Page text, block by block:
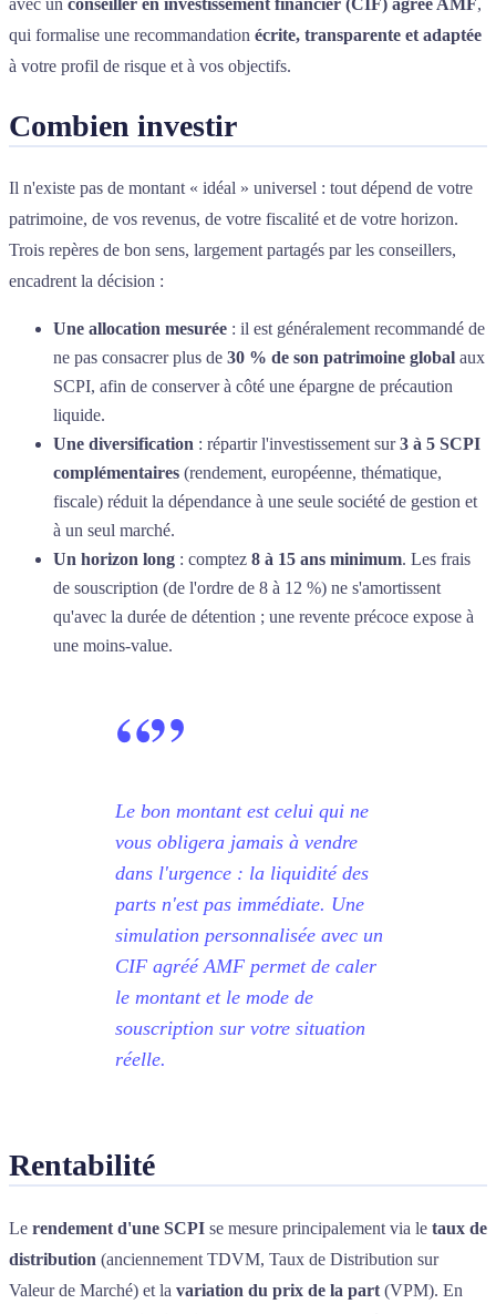
qui formalise une recommandation écrite, transparente et adaptée
à votre profil de risque et à vos objectifs.
Combien investir
Il n'existe pas de montant « idéal » universel : tout dépend de votre
patrimoine, de vos revenus, de votre fiscalité et de votre horizon.
Trois repères de bon sens, largement partagés par les conseillers,
encadrent la décision :
Une allocation mesurée : il est généralement recommandé de
ne pas consacrer plus de 30 % de son patrimoine global aux
SCPI, afin de conserver à côté une épargne de précaution
liquide.
Une diversification : répartir l'investissement sur3 à 5 SCPI
complémentaires (rendement, européenne, thématique,
fiscale) réduit la dépendance à une seule société de gestion et
à un seul marché.
Un horizon long : comptez 8 à 15 ans minimum. Les frais
de souscription (de l'ordre de 8 à 12 %) ne s'amortissent
qu'avec la durée de détention ; une revente précoce expose à
une moins-value.
“”
Le bon montant est celui qui ne
vous obligera jamais à vendre
dans l'urgence : la liquidité des
parts n'est pas immédiate. Une
simulation personnalisée avec un
CIF agréé AMF permet de caler
le montant et le mode de
souscription sur votre situation
réelle.
Rentabilité
Le rendement d'une SCPI se mesure principalement via le taux de
distribution (anciennement TDVM, Taux de Distribution sur
Valeur de Marché) et la variation du prix de la part (VPM). En